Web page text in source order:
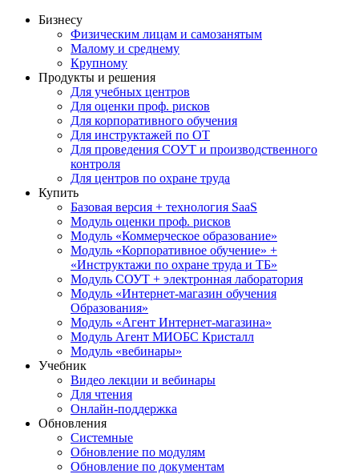
Бизнесу
Физическим лицам и самозанятым
Малому и среднему
Крупному
Продукты и решения
Для учебных центров
Для оценки проф. рисков
Для корпоративного обучения
Для инструктажей по ОТ
Для проведения СОУТ и производственного
контроля
Для центров по охране труда
Купить
Базовая версия + технология SaaS
Модуль оценки проф. рисков
Модуль «Коммерческое образование»
Модуль «Корпоративное обучение» +
«Инструктажи по охране труда и ТБ»
Модуль СОУТ + электронная лаборатория
Модуль «Интернет-магазин обучения
Образования»
Модуль «Агент Интернет-магазина»
Модуль Агент МИОБС Кристалл
Модуль «вебинары»
Учебник
Видео лекции и вебинары
Для чтения
Онлайн-поддержка
Обновления
Системные
Обновление по модулям
Обновление по документам